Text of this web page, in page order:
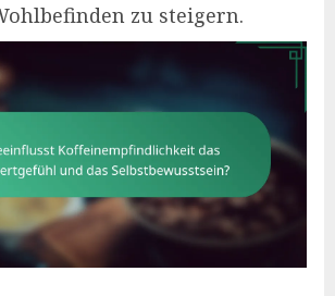
zu steigern.